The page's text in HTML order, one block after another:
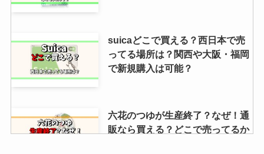
suicaどこで買える？西日本で売
ってる場所は？関西や大阪・福岡
で新規購入は可能？
六花のつゆが生産終了？なぜ！通
販なら買える？どこで売ってるか